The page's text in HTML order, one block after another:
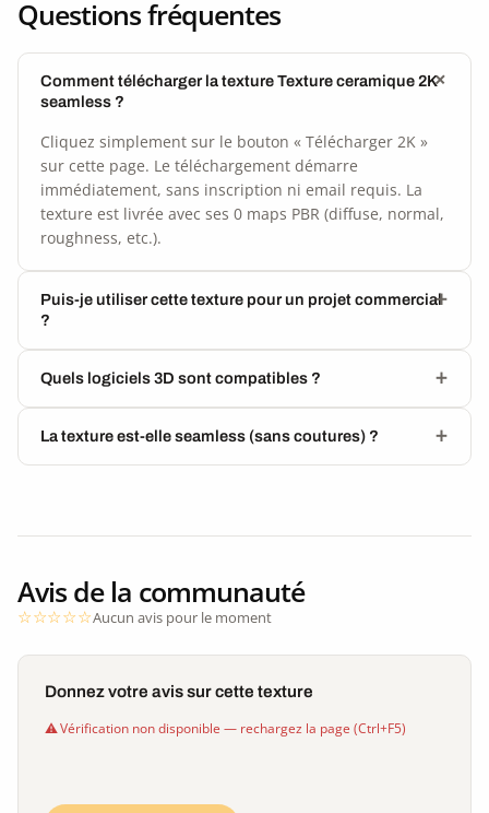
Questions fréquentes
Comment télécharger la texture Texture ceramique 2K
seamless ?
Cliquez simplement sur le bouton « Télécharger 2K »
sur cette page. Le téléchargement démarre
immédiatement, sans inscription ni email requis. La
texture est livrée avec ses 0 maps PBR (diffuse, normal,
roughness, etc.).
Puis-je utiliser cette texture pour un projet commercial
?
Quels logiciels 3D sont compatibles ?
La texture est-elle seamless (sans coutures) ?
Avis de la communauté
Aucun avis pour le moment
Donnez votre avis sur cette texture
Vérification non disponible — rechargez la page (Ctrl+F5)